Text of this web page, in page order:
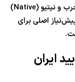
این دوره بسیار تعاملی بوده و توسط اساتید مجرب و نیتیو (Native)
اصلی برای
ایران